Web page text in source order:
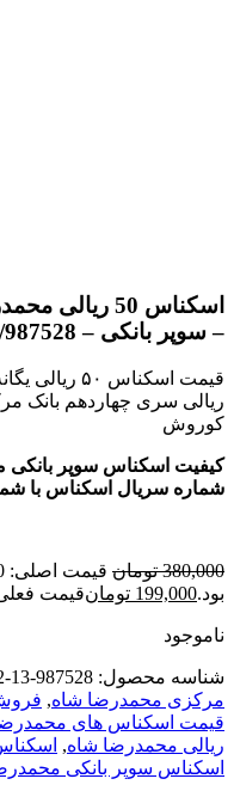
اسکناس 50
– سوپر بانکی – 13/987528
ریالی سری چهاردهم بانک
کوروش
کیفیت اسکناس سوپر بانکی
شماره سریال اسکناس با
380,000 تومان
بود.199,000 تومانقیمت فعلی: 199,000
ناموجود
شناسه محصول: 13-987528
مرکزی محمدرضا شاه,
قیمت اسکناس های
ریالی محمدرضا شاه,
اسکناس سوپر بانکی